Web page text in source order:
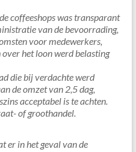
coffeeshops was transparant
van de bevoorrading,
voor medewerkers,
het loon werd belasting
die bij verdachte werd
de omzet van 2,5 dag,
acceptabel is te achten.
of groothandel.
er in het geval van de